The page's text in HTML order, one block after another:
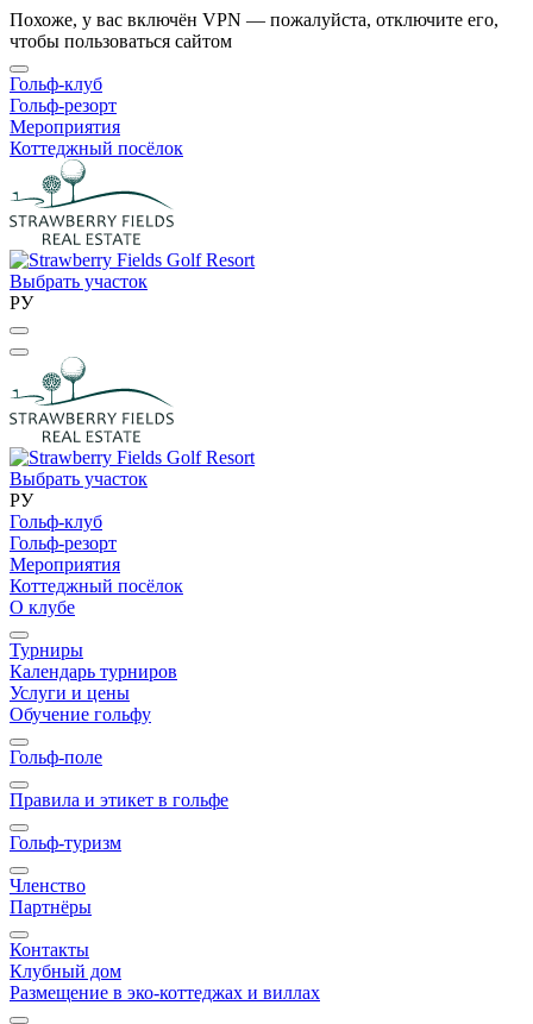
Похоже, у вас включён VPN — пожалуйста, отключите его,
чтобы пользоваться сайтом
Гольф-клуб
Гольф-резорт
Мероприятия
Коттеджный посёлок
Выбрать участок
РУ
Выбрать участок
РУ
Гольф-клуб
Гольф-резорт
Мероприятия
Коттеджный посёлок
О клубе
Турниры
Календарь турниров
Услуги и цены
Обучение гольфу
Гольф-поле
Правила и этикет в гольфе
Гольф-туризм
Членство
Партнёры
Контакты
Клубный дом
Размещение в эко-коттеджах и виллах